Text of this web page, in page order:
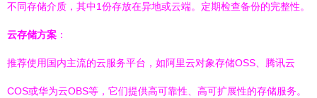
不同存储介质，其中1份存放在异地或云端。定期检查备份的完整性。
云存储方案 ：
推荐使用国内主流的云服务平台，如阿里云对象存储OSS、腾讯云
COS或华为云OBS等，它们提供高可靠性、高可扩展性的存储服务。